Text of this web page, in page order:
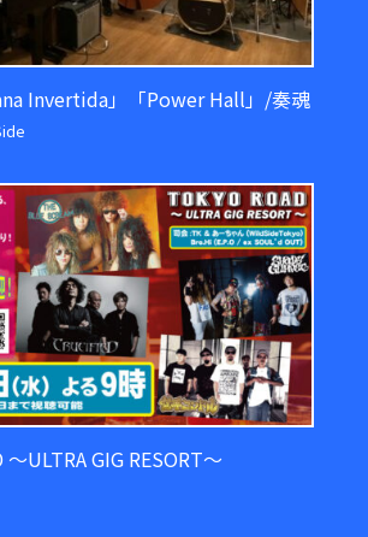
Invertida」「Power Hall」/奏魂
～ULTRA GIG RESORT～